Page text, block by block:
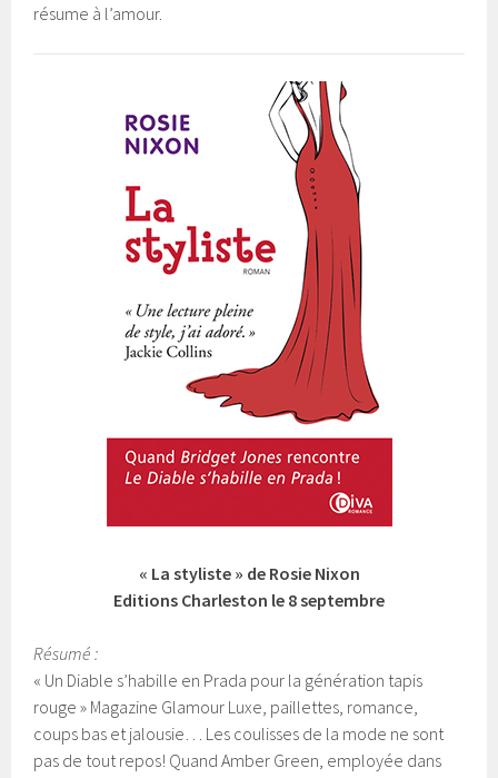
résume à l’amour.
« La styliste » de Rosie Nixon
Editions Charleston le 8 septembre
Résumé :
« Un Diable s’habille en Prada pour la génération tapis
rouge » Magazine Glamour Luxe, paillettes, romance,
coups bas et jalousie… Les coulisses de la mode ne sont
pas de tout repos! Quand Amber Green, employée dans